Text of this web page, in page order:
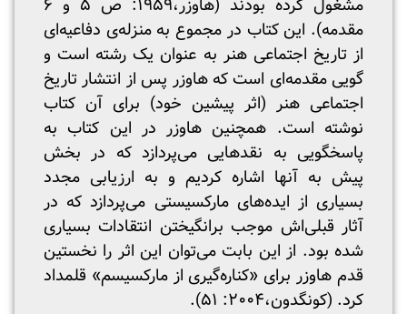
مشغول کرده‌ بودند (هاوزر،۱۹۵۹: ص ۵ و ۶
مقدمه). این کتاب در مجموع به منزله‌ی دفاعیه‌ای
از تاریخ اجتماعی هنر به عنوان یک رشته‌ است و
گویی مقدمه‌ای است که هاوزر پس از انتشار تاریخ
اجتماعی هنر (اثر پیشین خود) برای آن کتاب
نوشته است. همچنین هاوزر در این کتاب به
پاسخگویی به نقدهایی می‌پردازد که در بخش
پیش به آنها اشاره کردیم و به ارزیابی مجدد
بسیاری از ایده‌های مارکسیستی می‌پردازد که در
آثار قبلی‌اش موجب برانگیختن انتقادات بسیاری
شده بود. از این بابت می‌توان این اثر را نخستین
قدم هاوزر برای «کناره‌گیری از مارکسیسم» قلمداد
کرد. (کونگدون،۲۰۰۴: ۵۱).